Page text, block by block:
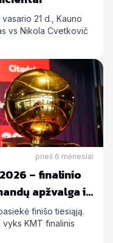
21 d., Kauno
vs Nikola Cvetkovič
prieš 6 mėnesiai
– finalinio
apžvalga ir
finišo tiesiąją.
vyks KMT finalinis